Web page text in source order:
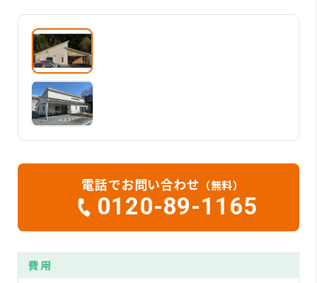
電話でお問い合わせ （無料）
0120-89-1165
費用